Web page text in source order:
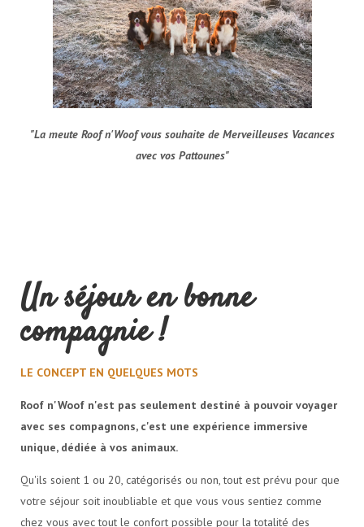
"La meute Roof n'Woof vous souhaite de Merveilleuses Vacances
avec vos Pattounes"
Un séjour en bonne
compagnie !
LE CONCEPT EN QUELQUES MOTS
Roof n'Woof n'est pas seulement destiné à pouvoir voyager
avec ses compagnons, c'est une expérience immersive
unique, dédiée à vos animaux.
Qu'ils soient 1 ou 20, catégorisés ou non, tout est prévu pour que
votre séjour soit inoubliable et que vous vous sentiez comme
chez vous avec tout le confort possible pour la totalité des